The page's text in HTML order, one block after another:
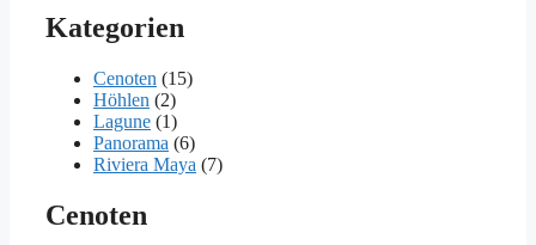
Kategorien
Cenoten (15)
Höhlen (2)
Lagune (1)
Panorama (6)
Riviera Maya (7)
Cenoten